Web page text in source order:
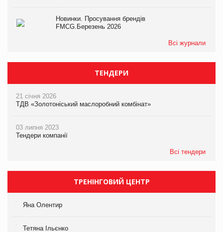
Новинки. Просування брендів
FMCG.Березень 2026
Всі журнали
ТЕНДЕРИ
21 січня 2026
ТДВ «Золотоніський маслоробний комбінат»
03 липня 2023
Тендери компанії
Всі тендери
ТРЕНІНГОВИЙ ЦЕНТР
Яна Олентир
Тетяна Ільєнко